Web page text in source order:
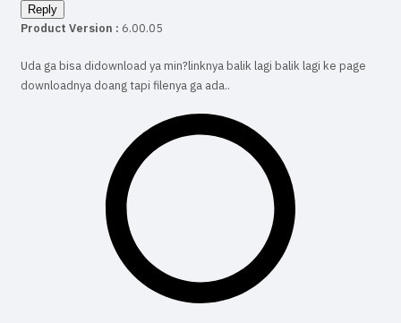
Reply
Product Version : 6.00.05
Uda ga bisa didownload ya min?linknya balik lagi balik lagi ke page
downloadnya doang tapi filenya ga ada..